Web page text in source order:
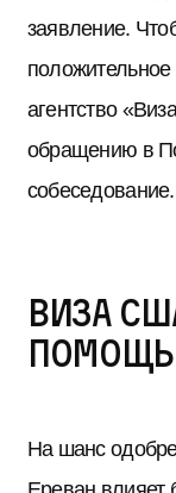
заявление.
агентство
обращению в
собеседование.
Виза
На шанс